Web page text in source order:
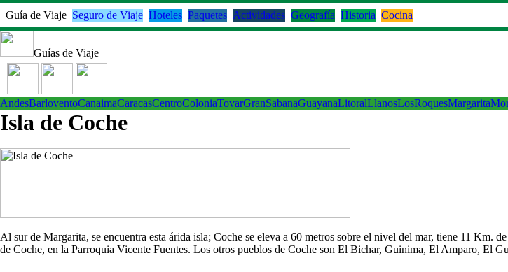
Guía de Viaje Seguro de Viaje Hoteles Paquetes Actividades Geografía Historia Cocina
Guías de Viaje
AndesBarloventoCanaimaCaracasCentroColoniaTovarGranSabanaGuayanaLitoralLlanosLosRoquesMargarita
Isla de Coche
Al sur de Margarita, se encuentra esta árida isla; Coche se eleva a 60 metros sobre el nivel del mar, tiene 11
de Coche, en la Parroquia Vicente Fuentes. Los otros pueblos de Coche son El Bichar, Guinima, El Amparo, El